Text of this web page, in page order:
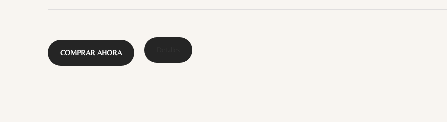
COMPRAR AHORA